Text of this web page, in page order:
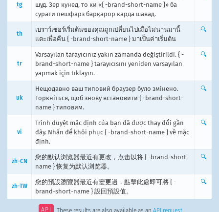
tg
шуд. Зер кунед, то ки «{ -brand-short-name }» ба
сурати пешфарз барқарор карда шавад.
th
เบราว์เซอร์เริ่มต้นของคุณถูกเปลี่ยนไปเมื่อไม่นานมานี้
แตะเพื่อคืน { -brand-short-name } มาเป็นค่าเริ่มต้น
🔍
tr
Varsayılan tarayıcınız yakın zamanda değiştirildi. { -
brand-short-name } tarayıcısını yeniden varsayılan
yapmak için tıklayın.
🔍
uk
Нещодавно ваш типовий браузер було змінено.
Торкніться, щоб знову встановити { -brand-short-
name } типовим.
🔍
vi
Trình duyệt mặc định của bạn đã được thay đổi gần
đây. Nhấn để khôi phục { -brand-short-name } về mặc
định.
🔍
zh-CN
您的默认浏览器最近有更改，点击以将 { -brand-short-
name } 恢复为默认浏览器。
🔍
zh-TW
您的預設瀏覽器最近有變更過，點擊此處即可將 { -
brand-short-name } 設回預設值。
🔍
API